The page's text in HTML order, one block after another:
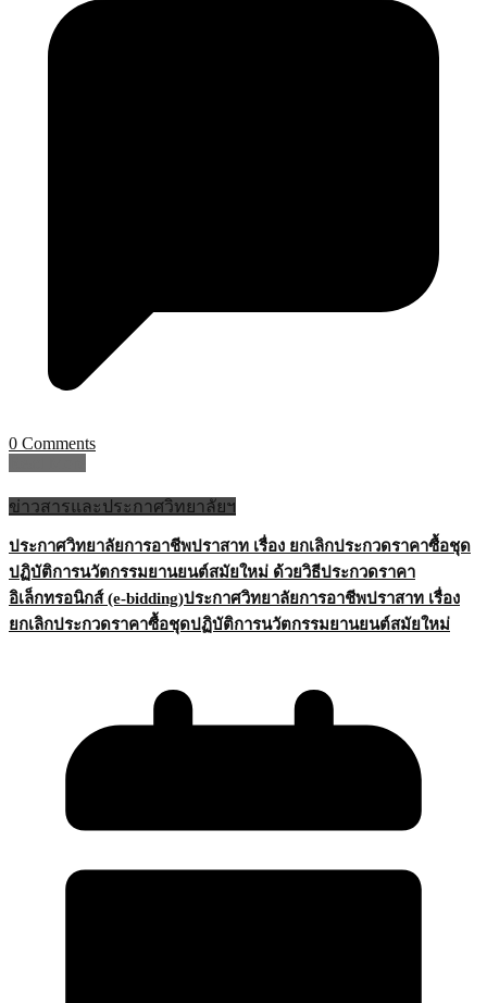
0 Comments
ข่าวสารและประกาศวิทยาลัยฯ
ประกาศวิทยาลัยการอาชีพปราสาท เรื่อง ยกเลิกประกวดราคาซื้อชุด
ปฏิบัติการนวัตกรรมยานยนต์สมัยใหม่ ด้วยวิธีประกวดราคา
อิเล็กทรอนิกส์ (e-bidding)ประกาศวิทยาลัยการอาชีพปราสาท เรื่อง
ยกเลิกประกวดราคาซื้อชุดปฏิบัติการนวัตกรรมยานยนต์สมัยใหม่